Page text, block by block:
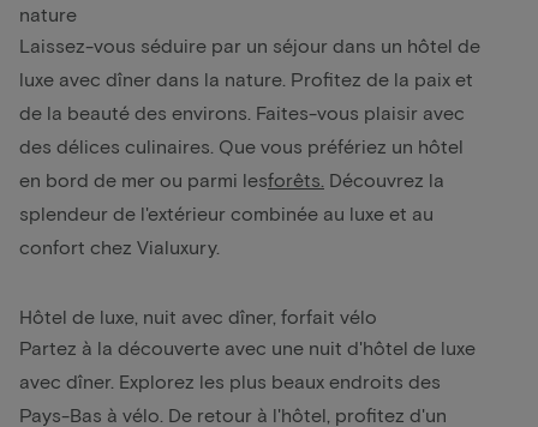
nature
Laissez-vous séduire par un séjour dans un hôtel de
luxe avec dîner dans la nature. Profitez de la paix et
de la beauté des environs. Faites-vous plaisir avec
des délices culinaires. Que vous préfériez un hôtel
en bord de mer ou parmi lesforêts Découvrez la
splendeur de l'extérieur combinée au luxe et au
confort chez Vialuxury.
Hôtel de luxe, nuit avec dîner, forfait vélo
Partez à la découverte avec une nuit d'hôtel de luxe
avec dîner. Explorez les plus beaux endroits des
Pays-Bas à vélo. De retour à l'hôtel, profitez d'un